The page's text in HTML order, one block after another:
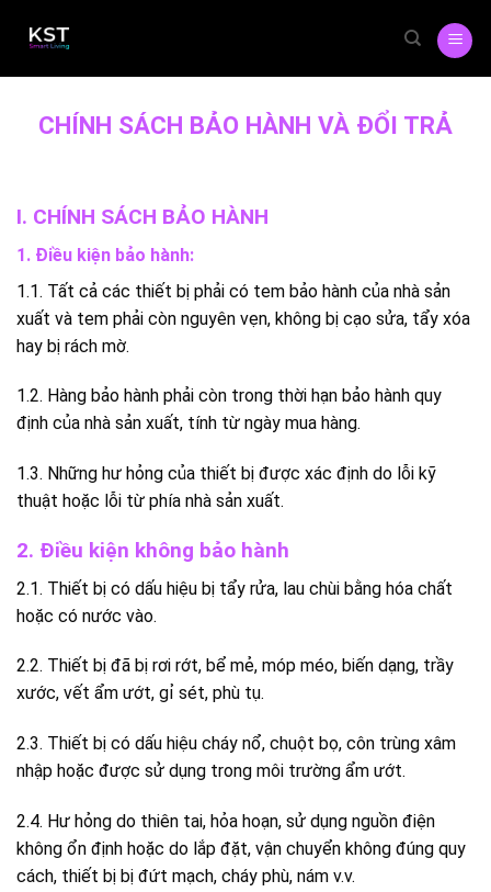
CHÍNH SÁCH BẢO HÀNH VÀ ĐỔI TRẢ
I. CHÍNH SÁCH BẢO HÀNH
1. Điều kiện bảo hành:
1.1. Tất cả các thiết bị phải có tem bảo hành của nhà sản
xuất và tem phải còn nguyên vẹn, không bị cạo sửa, tẩy xóa
hay bị rách mờ.
1.2. Hàng bảo hành phải còn trong thời hạn bảo hành quy
định của nhà sản xuất, tính từ ngày mua hàng.
1.3. Những hư hỏng của thiết bị được xác định do lỗi kỹ
thuật hoặc lỗi từ phía nhà sản xuất.
2. Điều kiện không bảo hành
2.1. Thiết bị có dấu hiệu bị tẩy rửa, lau chùi bằng hóa chất
hoặc có nước vào.
2.2. Thiết bị đã bị rơi rớt, bể mẻ, móp méo, biến dạng, trầy
xước, vết ẩm ướt, gỉ sét, phù tụ.
2.3. Thiết bị có dấu hiệu cháy nổ, chuột bọ, côn trùng xâm
nhập hoặc được sử dụng trong môi trường ẩm ướt.
2.4. Hư hỏng do thiên tai, hỏa hoạn, sử dụng nguồn điện
không ổn định hoặc do lắp đặt, vận chuyển không đúng quy
cách, thiết bị bị đứt mạch, cháy phù, nám v.v.